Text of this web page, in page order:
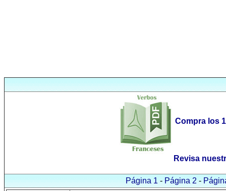
Compra los
Revisa
Página 1 - Página 2 -